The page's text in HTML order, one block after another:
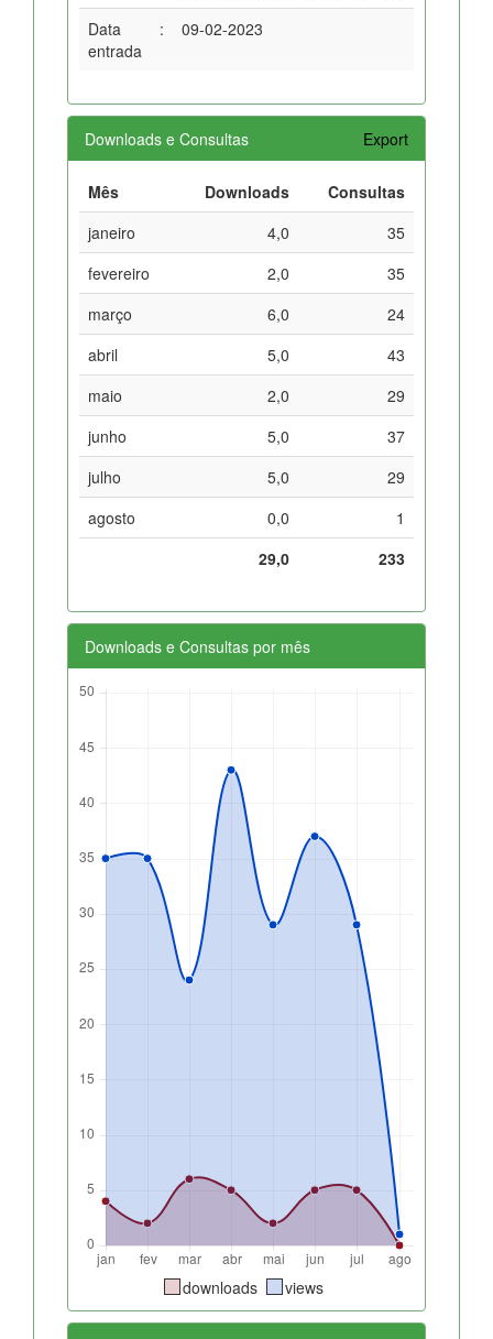
Data
entrada
: 09-02-2023
Downloads e Consultas Export
Mês Downloads
Consultas
janeiro
4,0
35
fevereiro
2,0
35
março
6,0
24
abril
5,0
43
maio
2,0
29
junho
5,0
37
julho
5,0
29
agosto
0,0
1
29,0
233
Downloads e Consultas por mês
downloads views